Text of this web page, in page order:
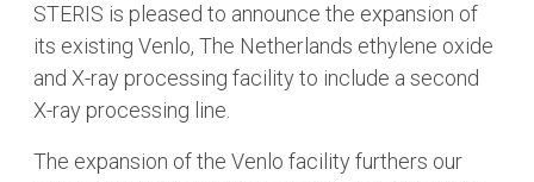
STERIS is pleased to announce the expansion of
its existing Venlo, The Netherlands ethylene oxide
and X-ray processing facility to include a second
X-ray processing line.
The expansion of the Venlo facility furthers our